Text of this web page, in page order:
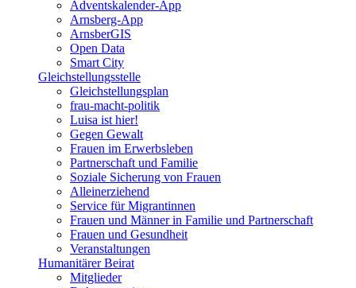
Adventskalender-App
Arnsberg-App
ArnsberGIS
Open Data
Smart City
Gleichstellungsstelle
Gleichstellungsplan
frau-macht-politik
Luisa ist hier!
Gegen Gewalt
Frauen im Erwerbsleben
Partnerschaft und Familie
Soziale Sicherung von Frauen
Alleinerziehend
Service für Migrantinnen
Frauen und Männer in Familie und Partnerschaft
Frauen und Gesundheit
Veranstaltungen
Humanitärer Beirat
Mitglieder